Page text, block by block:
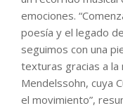
emociones.
poesía y el legado
seguimos con una
texturas gracias a la
Mendelssohn, cuya
el movimiento”,